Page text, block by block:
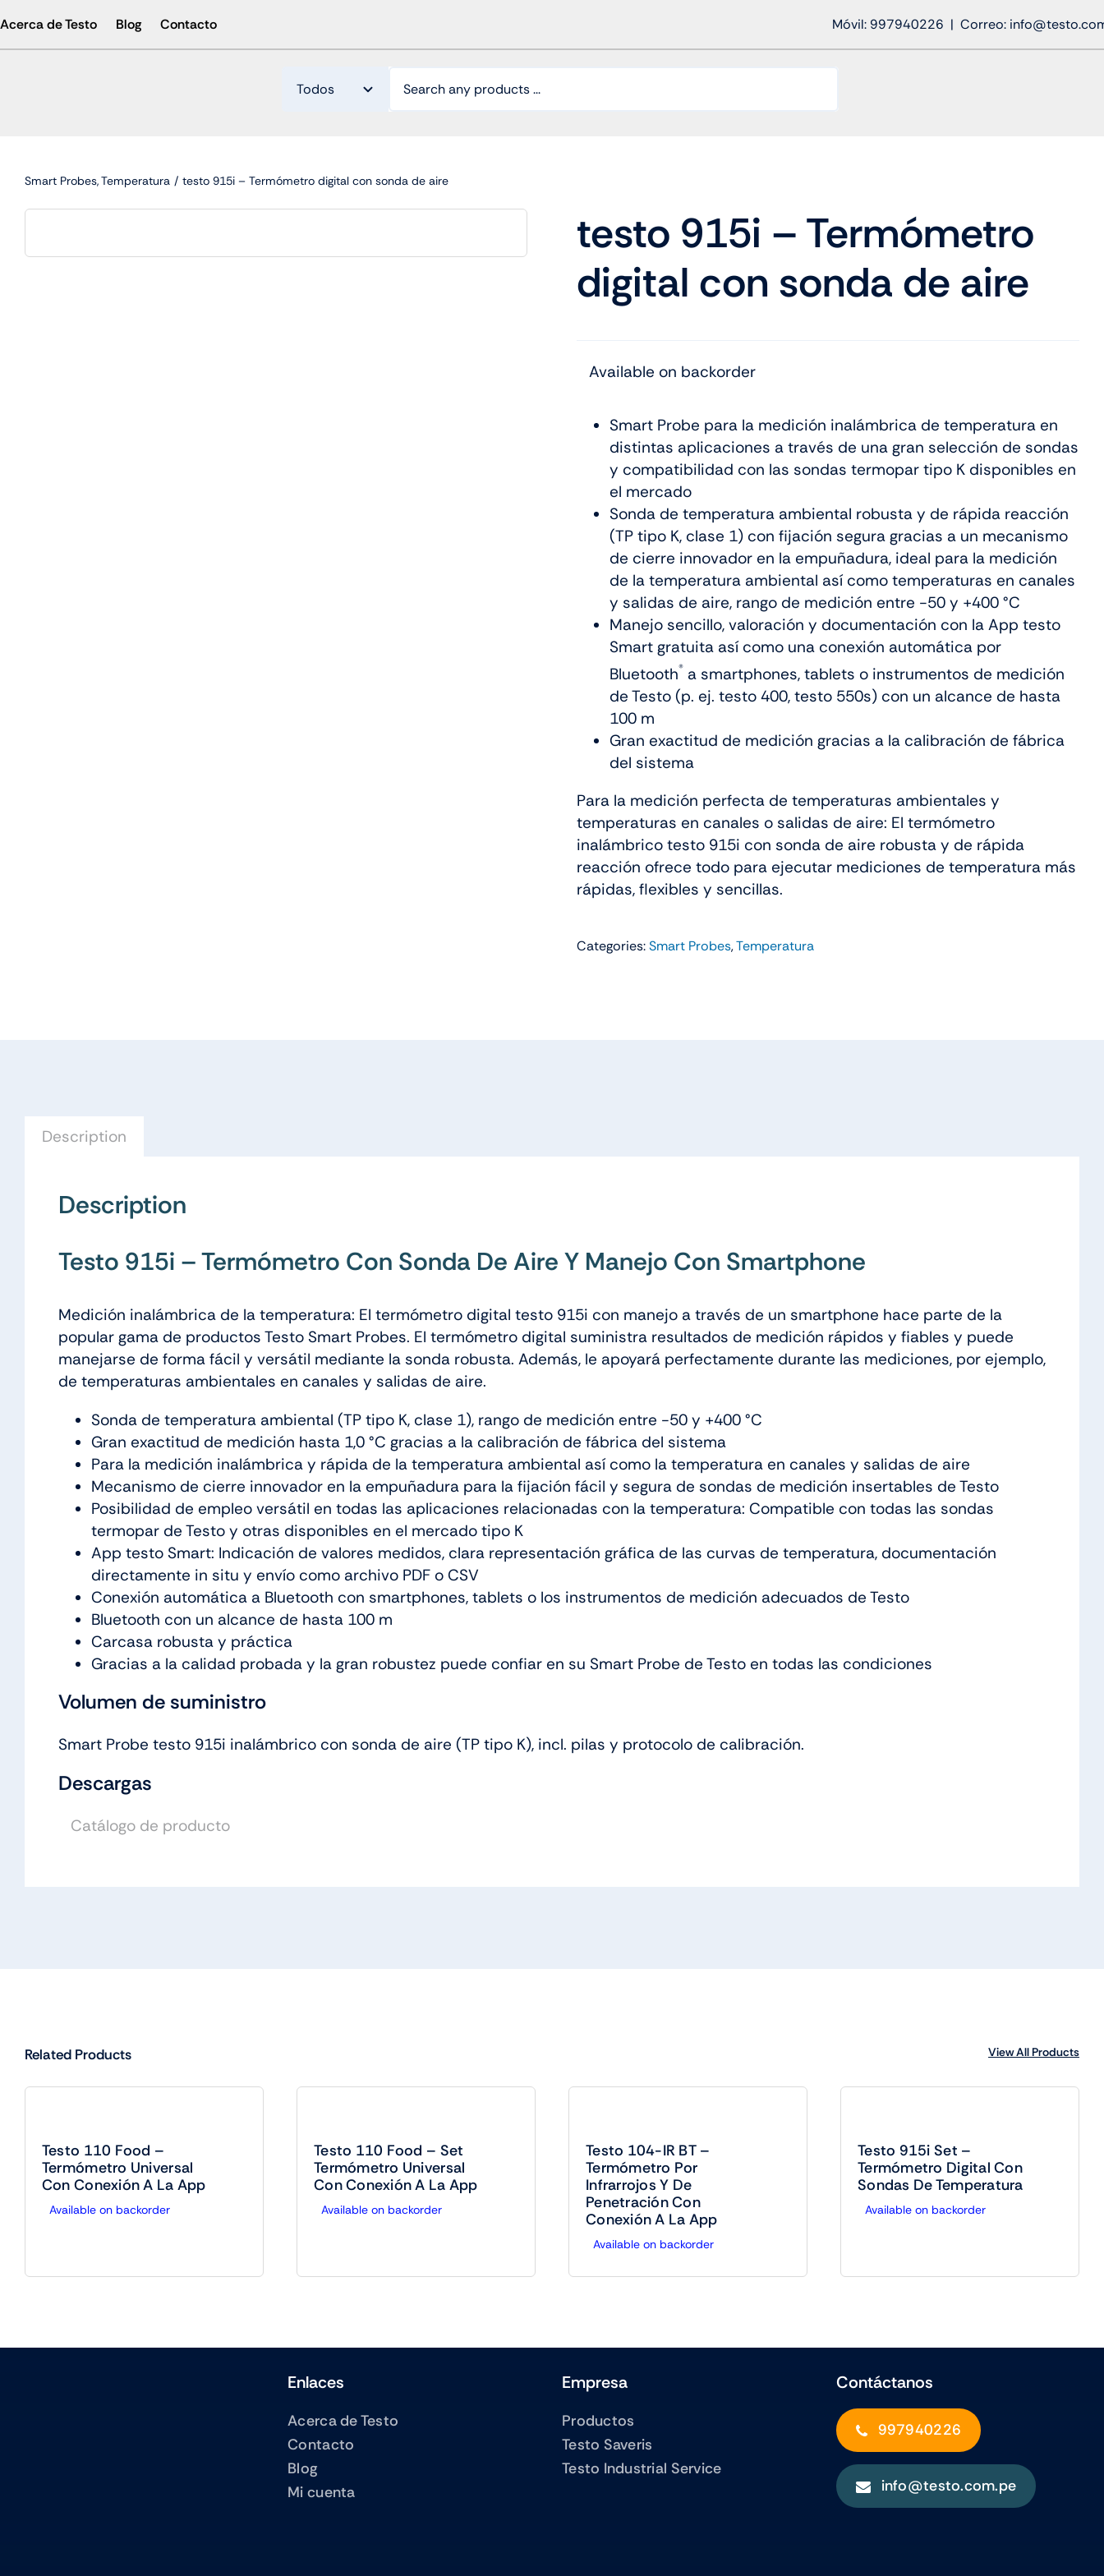
to
content
Acerca de Testo Blog Contacto Móvil: 997940226 | Correo:
Smart Probes Temperatura testo 915i – Termómetro digital con sonda de aire
testo 915i – Termómetro
digital con sonda de aire
Available on backorder
Smart Probe para la medición inalámbrica de temperatura en
distintas aplicaciones a través de una gran selección de sondas
y compatibilidad con las sondas termopar tipo K disponibles en
el mercado
Sonda de temperatura ambiental robusta y de rápida reacción
(TP tipo K, clase 1) con fijación segura gracias a un mecanismo
de cierre innovador en la empuñadura, ideal para la medición
de la temperatura ambiental así como temperaturas en canales
y salidas de aire, rango de medición entre -50 y +400 °C
Manejo sencillo, valoración y documentación con la App testo
Smart gratuita así como una conexión automática por
Bluetooth® a smartphones, tablets o instrumentos de medición
de Testo (p. ej. testo 400, testo 550s) con un alcance de hasta
100 m
Gran exactitud de medición gracias a la calibración de fábrica
del sistema
Para la medición perfecta de temperaturas ambientales y
temperaturas en canales o salidas de aire: El termómetro
inalámbrico testo 915i con sonda de aire robusta y de rápida
reacción ofrece todo para ejecutar mediciones de temperatura más
rápidas, flexibles y sencillas.
Categories:Smart Probes,Temperatura
Description
Description
Testo 915i – Termómetro Con Sonda De Aire Y Manejo Con Smartphone
Medición inalámbrica de la temperatura: El termómetro digital testo 915i con manejo a través de un smartphone hace parte de la
popular gama de productos Testo Smart Probes. El termómetro digital suministra resultados de medición rápidos y fiables y puede
manejarse de forma fácil y versátil mediante la sonda robusta. Además, le apoyará perfectamente durante las mediciones, por ejemplo,
de temperaturas ambientales en canales y salidas de aire.
Sonda de temperatura ambiental (TP tipo K, clase 1), rango de medición entre -50 y +400 °C
Gran exactitud de medición hasta 1,0 °C gracias a la calibración de fábrica del sistema
Para la medición inalámbrica y rápida de la temperatura ambiental así como la temperatura en canales y salidas de aire
Mecanismo de cierre innovador en la empuñadura para la fijación fácil y segura de sondas de medición insertables de Testo
Posibilidad de empleo versátil en todas las aplicaciones relacionadas con la temperatura: Compatible con todas las sondas
termopar de Testo y otras disponibles en el mercado tipo K
App testo Smart: Indicación de valores medidos, clara representación gráfica de las curvas de temperatura, documentación
directamente in situ y envío como archivo PDF o CSV
Conexión automática a Bluetooth con smartphones, tablets o los instrumentos de medición adecuados de Testo
Bluetooth con un alcance de hasta 100 m
Carcasa robusta y práctica
Gracias a la calidad probada y la gran robustez puede confiar en su Smart Probe de Testo en todas las condiciones
Volumen de suministro
Smart Probe testo 915i inalámbrico con sonda de aire (TP tipo K), incl. pilas y protocolo de calibración.
Descargas
Catálogo de producto
Related Products View All Products
Testo 110 Food –
Termómetro Universal
Con Conexión A La App
Available on backorder
Testo 110 Food – Set
Termómetro Universal
Con Conexión A La App
Available on backorder
Testo 104-IR BT –
Termómetro Por
Infrarrojos Y De
Penetración Con
Conexión A La App
Available on backorder
Testo 915i Set –
Termómetro Digital Con
Sondas De Temperatura
Available on backorder
Enlaces
Acerca de Testo
Contacto
Blog
Mi cuenta
Empresa
Productos
Testo Saveris
Testo Industrial Service
Contáctanos
997940226
info@testo.com.pe